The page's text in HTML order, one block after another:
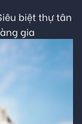
biệt thự tân
gia